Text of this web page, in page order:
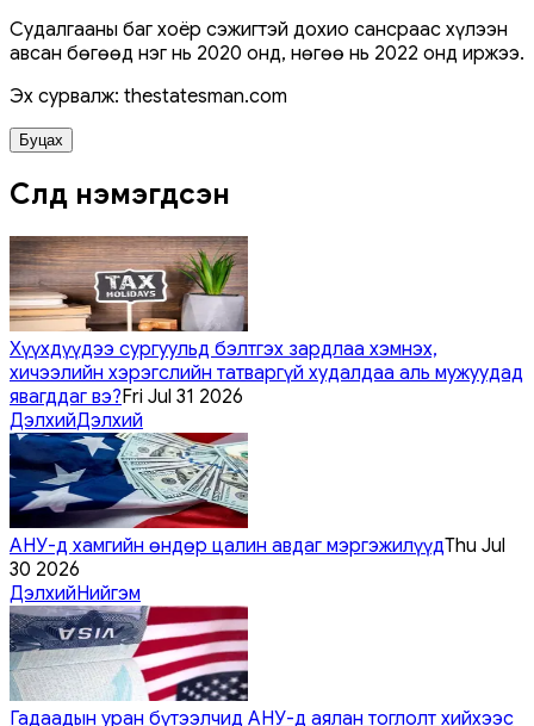
Судалгааны баг хоёр сэжигтэй дохио сансраас хүлээн
авсан бөгөөд нэг нь 2020 онд, нөгөө нь 2022 онд иржээ.
Эх сурвалж: thestatesman.com
Буцах
Сүүлд нэмэгдсэн
Хүүхдүүдээ сургуульд бэлтгэх зардлаа хэмнэх,
хичээлийн хэрэгслийн татваргүй худалдаа аль мужуудад
явагддаг вэ?Fri Jul 31 2026
ДэлхийДэлхий
АНУ-д хамгийн өндөр цалин авдаг мэргэжилүүдThu Jul
30 2026
ДэлхийНийгэм
Гадаадын уран бүтээлчид АНУ-д аялан тоглолт хийхээс